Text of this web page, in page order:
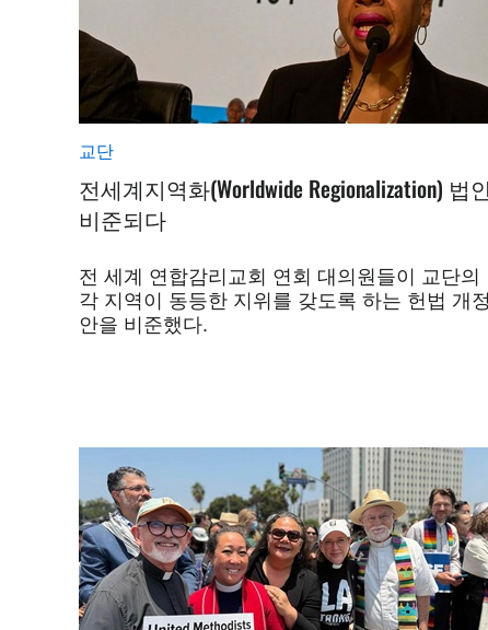
교단
전세계지역화(Worldwide Regionalization) 법
비준되다
전 세계 연합감리교회 연회 대의원들이 교단의
각 지역이 동등한 지위를 갖도록 하는 헌법 개정
안을 비준했다.